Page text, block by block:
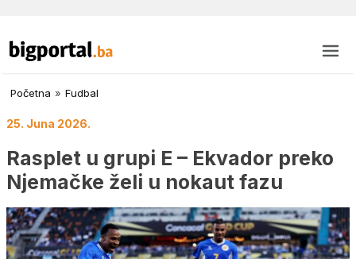
Početna » Fudbal
25. Juna 2026.
Rasplet u grupi E – Ekvador preko
Njemačke želi u nokaut fazu